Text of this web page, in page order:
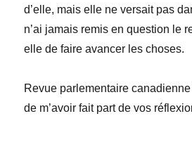
d’elle, mais elle ne versait pas
n’ai jamais remis en question le
elle de faire avancer les choses.
Revue parlementaire canadienne
de m’avoir fait part de vos